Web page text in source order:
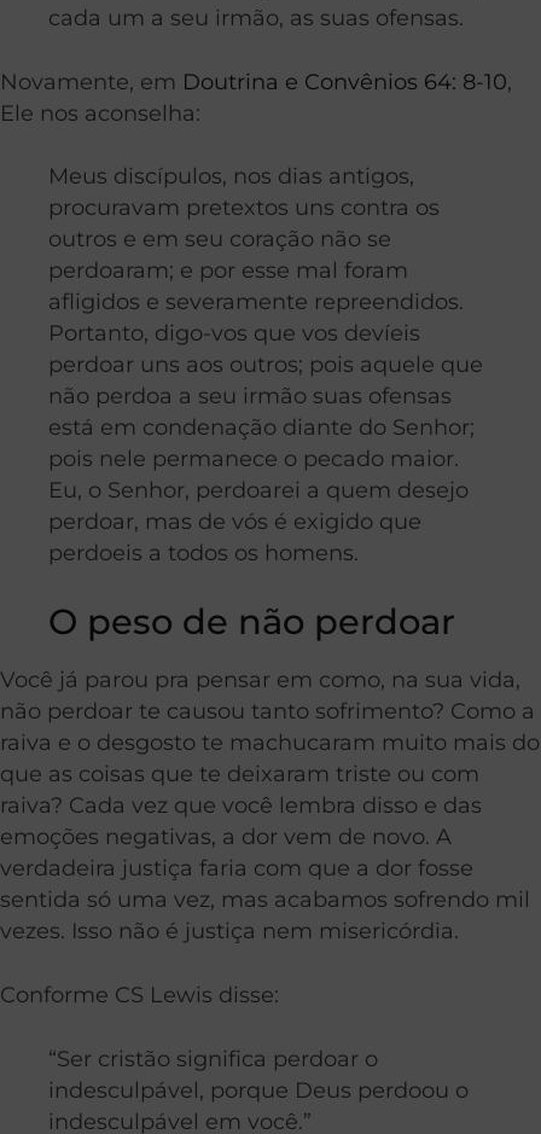
cada um a seu irmão, as suas ofensas.
Novamente, em Doutrina e Convênios 64: 8-10,
Ele nos aconselha:
Meus discípulos, nos dias antigos,
procuravam pretextos uns contra os
outros e em seu coração não se
perdoaram; e por esse mal foram
afligidos e severamente repreendidos.
Portanto, digo-vos que vos devíeis
perdoar uns aos outros; pois aquele que
não perdoa a seu irmão suas ofensas
está em condenação diante do Senhor;
pois nele permanece o pecado maior.
Eu, o Senhor, perdoarei a quem desejo
perdoar, mas de vós é exigido que
perdoeis a todos os homens.
O peso de não perdoar
Você já parou pra pensar em como, na sua vida,
não perdoar te causou tanto sofrimento? Como a
raiva e o desgosto te machucaram muito mais do
que as coisas que te deixaram triste ou com
raiva? Cada vez que você lembra disso e das
emoções negativas, a dor vem de novo. A
verdadeira justiça faria com que a dor fosse
sentida só uma vez, mas acabamos sofrendo mil
vezes. Isso não é justiça nem misericórdia.
Conforme CS Lewis disse:
“Ser cristão significa perdoar o
indesculpável, porque Deus perdoou o
indesculpável em você.”